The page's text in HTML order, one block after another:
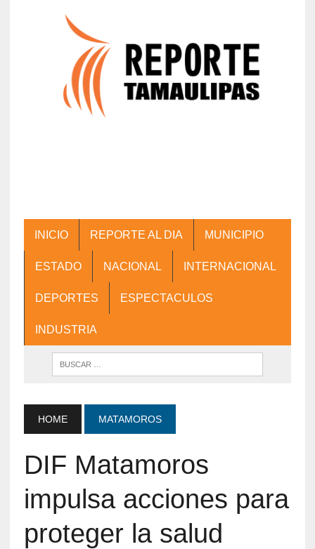
INICIO REPORTE AL DIA MUNICIPIO
ESTADO NACIONAL INTERNACIONAL
DEPORTES ESPECTACULOS
INDUSTRIA
HOME MATAMOROS
DIF Matamoros
impulsa acciones para
proteger la salud